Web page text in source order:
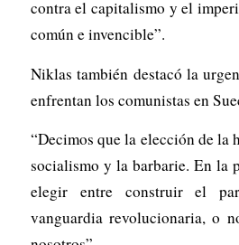
contra el capitalismo y el
común e invencible”.
Niklas también destacó la
enfrentan los comunistas en
“Decimos que la elección de la
socialismo y la barbarie. En la
elegir entre construir el
vanguardia revolucionaria, o